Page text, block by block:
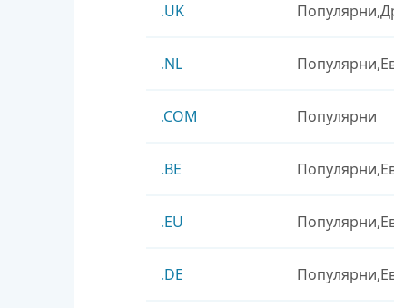
.UK Популярни
.NL Популярни
.COM Популярни
.BE Популярни
.EU Популярни
.DE Популярни